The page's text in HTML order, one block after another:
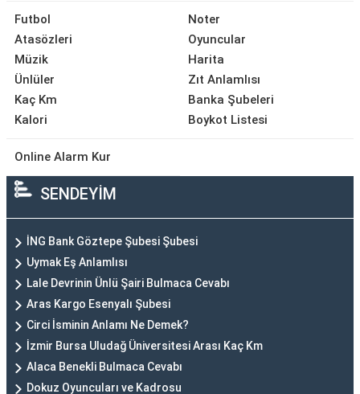
Futbol
Atasözleri
Müzik
Ünlüler
Kaç Km
Kalori
Noter
Oyuncular
Harita
Zıt Anlamlısı
Banka Şubeleri
Boykot Listesi
Online Alarm Kur
SENDEYİM
İNG Bank Göztepe Şubesi Şubesi
Uymak Eş Anlamlısı
Lale Devrinin Ünlü Şairi Bulmaca Cevabı
Aras Kargo Esenyalı Şubesi
Circi İsminin Anlamı Ne Demek?
İzmir Bursa Uludağ Üniversitesi Arası Kaç Km
Alaca Benekli Bulmaca Cevabı
Dokuz Oyuncuları ve Kadrosu